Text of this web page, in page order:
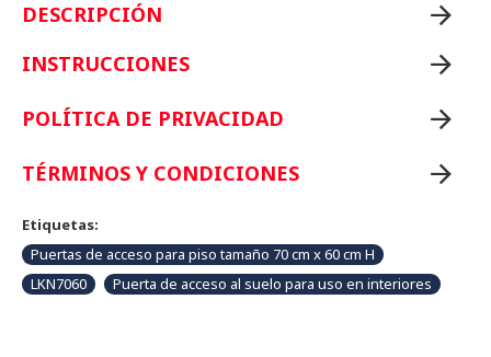
DESCRIPCIÓN
INSTRUCCIONES
POLÍTICA DE PRIVACIDAD
TÉRMINOS Y CONDICIONES
Etiquetas:
Puertas de acceso para piso tamaño 70 cm x 60 cm H
LKN7060
Puerta de acceso al suelo para uso en interiores